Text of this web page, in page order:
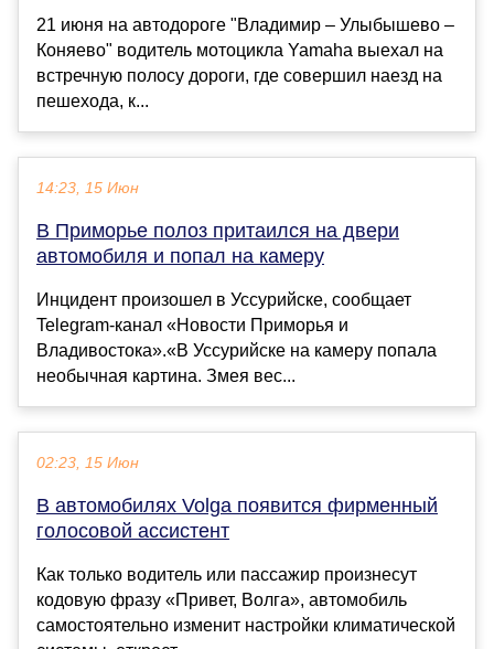
21 июня на автодороге "Владимир – Улыбышево –
Коняево" водитель мотоцикла Yamaha выехал на
встречную полосу дороги, где совершил наезд на
пешехода, к...
14:23, 15 Июн
В Приморье полоз притаился на двери
автомобиля и попал на камеру
Инцидент произошел в Уссурийске, сообщает
Telegram-канал «Новости Приморья и
Владивостока».«В Уссурийске на камеру попала
необычная картина. Змея вес...
02:23, 15 Июн
В автомобилях Volga появится фирменный
голосовой ассистент
Как только водитель или пассажир произнесут
кодовую фразу «Привет, Волга», автомобиль
самостоятельно изменит настройки климатической